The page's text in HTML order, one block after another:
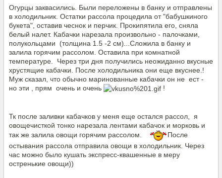
Огурцы заквасились. Были переложены в банку и отправлены
в холодильник. Остатки рассола процедила от "бабушкиного
букета", оставив чеснок и перчик. Прокипятила его, сняла
белый налет. Кабачки нарезала произвольно - палочками,
полукольцами (толщина 1.5 -2 см)...Сложила в банку и
залила горячим рассолом. Оставила при комнатной
температуре. Через три дня получились неожиданно вкусные
хрустящие кабачки. После холодильника они еще вкуснее.!
Муж сказал, что обычно маринованные кабачки он не ест -
но эти , прям очень и очень
!
Тк после заливки кабачков у меня еще остался рассол, я
овощечисткой тонко нарезала лентами кабачок и морковь и
так же залила овощи горячим рассолом.
После
остывания рассола отправила овощи в холодильник. Через
час можно было кушать экспресс-квашенные в меру
остренькие овощи))